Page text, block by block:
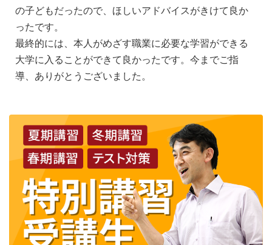
の子どもだったので、ほしいアドバイスがきけて良か
ったです。
最終的には、本人がめざす職業に必要な学習ができる
大学に入ることができて良かったです。今までご指
導、ありがとうございました。